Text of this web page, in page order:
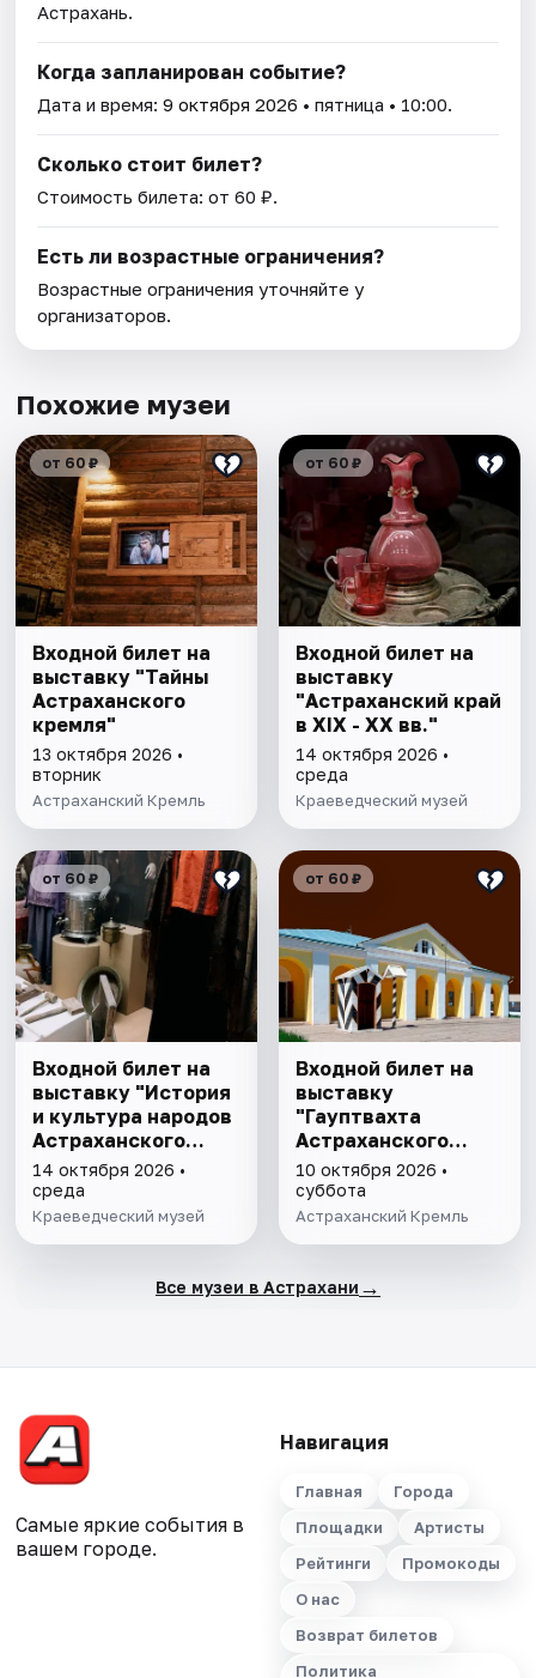
Астрахань.
Когда запланирован событие?
Дата и время:9 октября 2026 • пятница • 10:00.
Сколько стоит билет?
Стоимость билета: от 60 ₽.
Есть ли возрастные ограничения?
Возрастные ограничения уточняйте у
организаторов.
Похожие музеи
от 60 ₽
Входной билет на
выставку "Тайны
Астраханского
кремля"
13 октября 2026 •
вторник
Астраханский Кремль
от 60 ₽
Входной билет на
выставку
"Астраханский край
в XIX - XX вв."
14 октября 2026 •
среда
Краеведческий музей
от 60 ₽
Входной билет на
выставку "История
и культура народов
Астраханского
края"
14 октября 2026 •
среда
Краеведческий музей
от 60 ₽
Входной билет на
выставку
"Гауптвахта
Астраханского
гарнизона. XIX в."
10 октября 2026 •
суббота
Астраханский Кремль
Все музеи в Астрахани →
Самые яркие события в
вашем городе.
Навигация
Главная
Города
Площадки
Артисты
Рейтинги
Промокоды
О нас
Возврат билетов
Политика